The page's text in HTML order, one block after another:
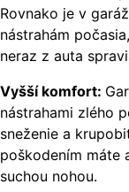
Rovnako je v
nástrahám
neraz z auta
Vyšší komfort:
nástrahami zlého
sneženie a
poškodením máte
suchou nohou.